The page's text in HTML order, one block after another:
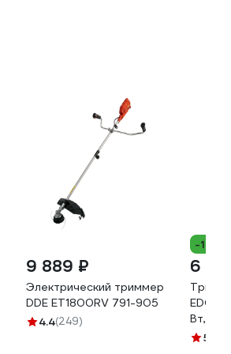
9 889 ₽
Электрический триммер
DDE ET1800RV 791-905
4.4(249)
-11%
6
EDON
Вт,
5